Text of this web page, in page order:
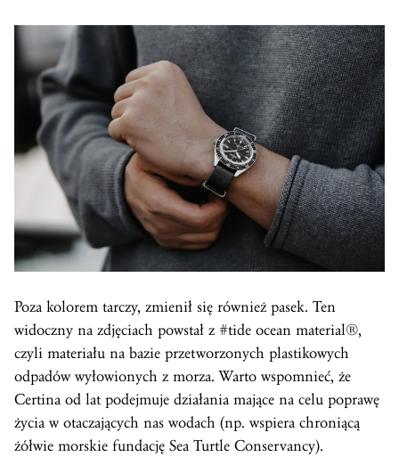
Poza kolorem tarczy, zmienił się również pasek. Ten
widoczny na zdjęciach powstał z #tide ocean material®,
czyli materiału na bazie przetworzonych plastikowych
odpadów wyłowionych z morza. Warto wspomnieć, że
Certina od lat podejmuje działania mające na celu poprawę
życia w otaczających nas wodach (np. wspiera chroniącą
żółwie morskie fundację Sea Turtle Conservancy).